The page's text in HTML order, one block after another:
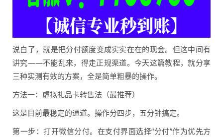
说白了，就是把分付额度变成实实在在的现金。但这中间有
讲究——不能乱来，得走正规渠道。今天这篇教程，就分享
三种实测有效的方案，全是简单粗暴的操作。
方法一：虚拟礼品卡转售法（最推荐）
这是目前最稳定的通道。操作分四步，五分钟搞定。
第一步：打开微信分付。在支付界面选择“分付”作为优先方